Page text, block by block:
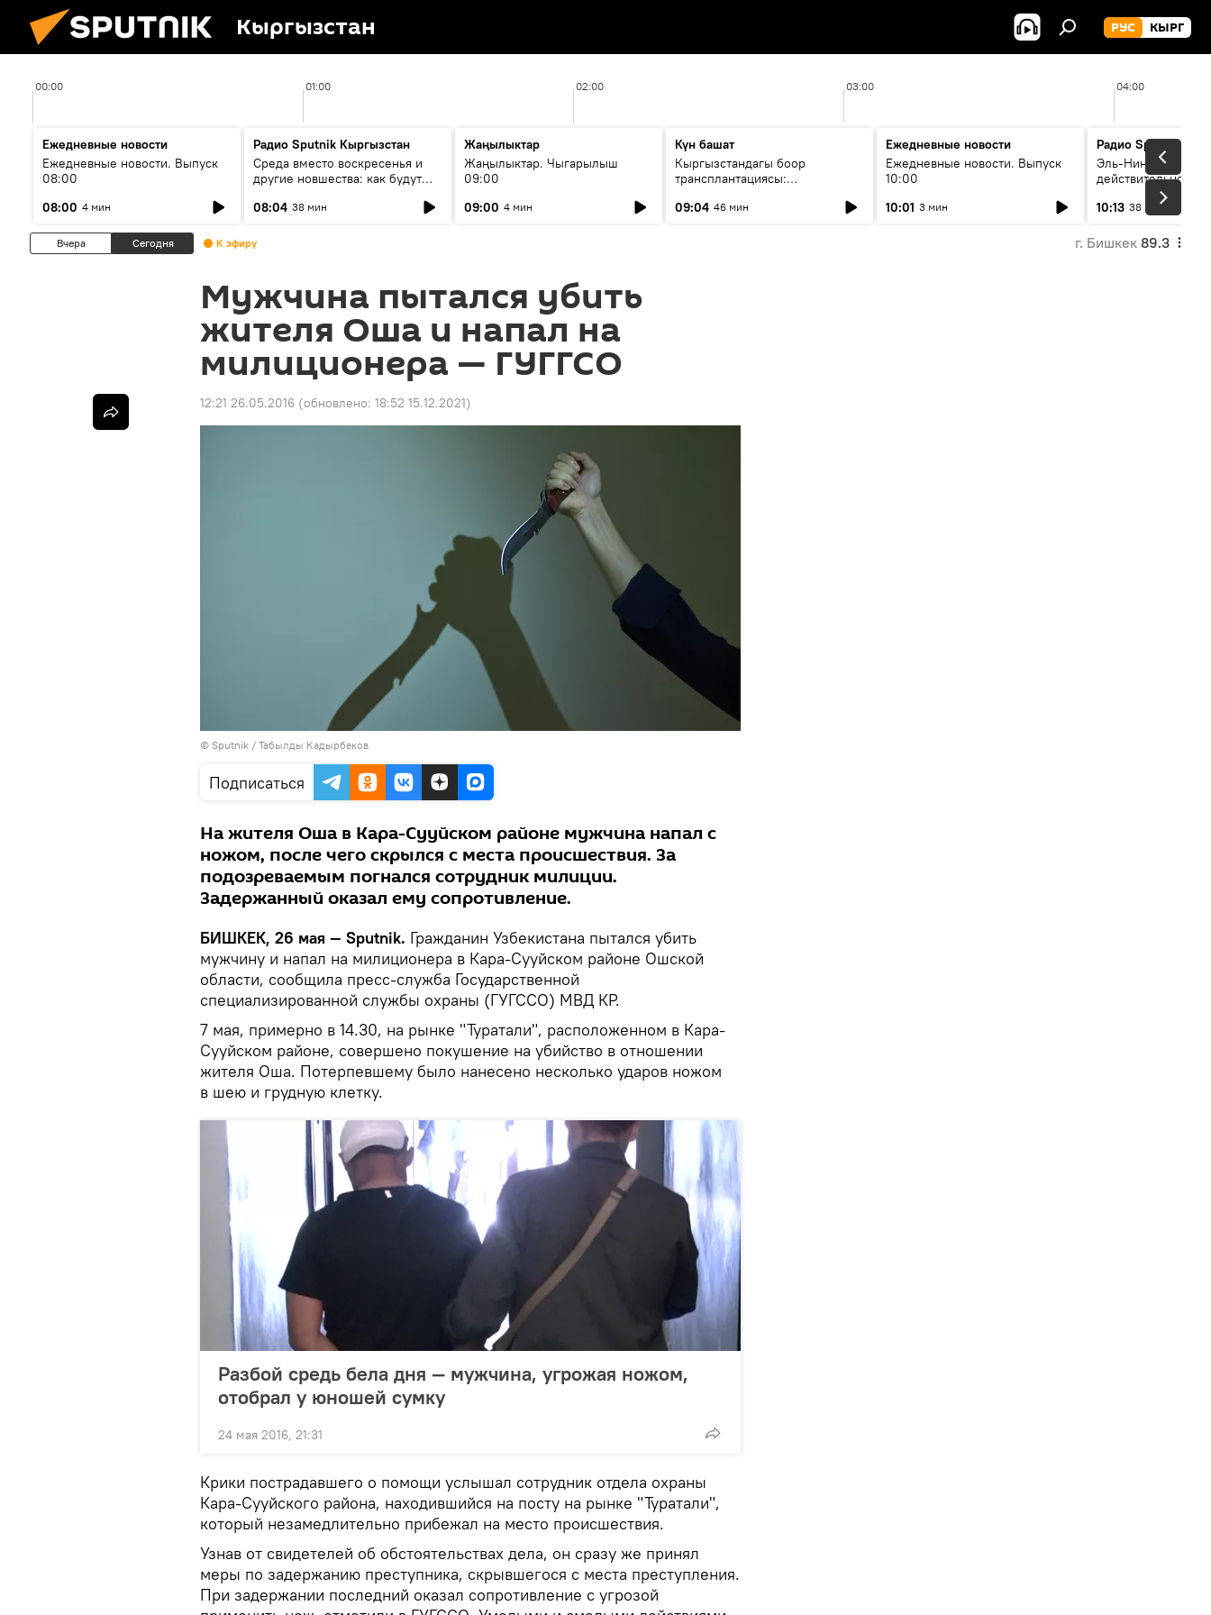
Кыргызстан РУС КЫРГ
00:00 01:00 02:00 03:00 04:00
Ежедневные новости
Ежедневные новости. Выпуск
08:00
08:00 4 мин
Радио Sputnik Кыргызстан
Среда вместо воскресенья и
другие новшества: как будут
08:04 38 мин
Жаңылыктар
Жаңылыктар. Чыгарылыш
09:00
09:00 4 мин
Күн башат
Кыргызстандагы боор
трансплантациясы:
келечеги
09:04 46 мин
Ежедневные новости
Ежедневные новости. Выпуск
10:00
10:01 3 мин
Радио Sputnik
Эль-Ниньо, жара и
действительно
погоду в
10:13 38 мин
Вчера Сегодня К эфиру г. Бишкек 89.3
Мужчина пытался убить
жителя Оша и напал на
милиционера — ГУГГСО
12:21 26.05.2016 (обновлено: 18:52 15.12.2021)
© Sputnik / Табылды Кадырбеков
Подписаться
На жителя Оша в Кара-Сууйском районе мужчина напал с
ножом, после чего скрылся с места происшествия. За
подозреваемым погнался сотрудник милиции.
Задержанный оказал ему сопротивление.
БИШКЕК, 26 мая — Sputnik. Гражданин Узбекистана пытался убить
мужчину и напал на милиционера в Кара-Сууйском районе Ошской
области, сообщила пресс-служба Государственной
специализированной службы охраны (ГУГССО) МВД КР.
7 мая, примерно в 14.30, на рынке "Туратали", расположенном в Кара-
Сууйском районе, совершено покушение на убийство в отношении
жителя Оша. Потерпевшему было нанесено несколько ударов ножом
в шею и грудную клетку.
Разбой средь бела дня — мужчина, угрожая ножом,
отобрал у юношей сумку
24 мая 2016, 21:31
Крики пострадавшего о помощи услышал сотрудник отдела охраны
Кара-Сууйского района, находившийся на посту на рынке "Туратали",
который незамедлительно прибежал на место происшествия.
Узнав от свидетелей об обстоятельствах дела, он сразу же принял
меры по задержанию преступника, скрывшегося с места преступления.
При задержании последний оказал сопротивление с угрозой